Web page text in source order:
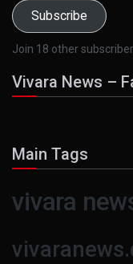
Subscribe
Join 18 other
Vivara News –
Main Tags
vivara